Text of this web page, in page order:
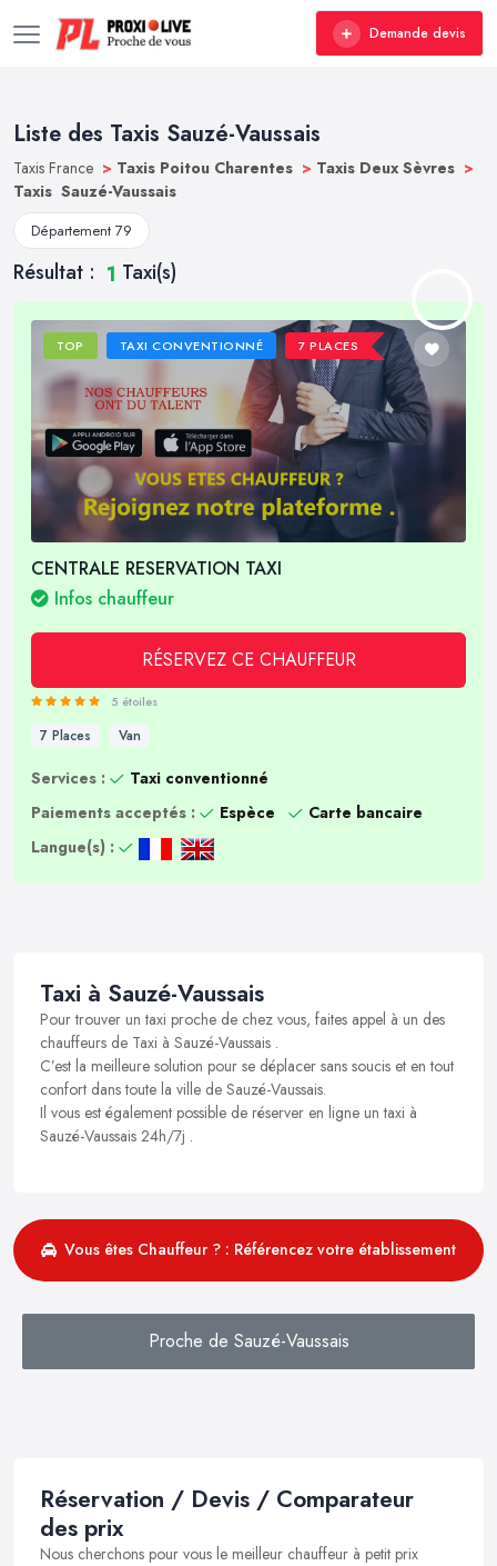
Demande devis
Liste des Taxis Sauzé-Vaussais
Taxis France > Taxis Poitou Charentes > Taxis Deux Sèvres >
Taxis Sauzé-Vaussais
Département 79
Résultat : 1 Taxi(s)
TOP TAXI CONVENTIONNÉ 7 PLACES
CENTRALE RESERVATION TAXI
Infos chauffeur
RÉSERVEZ CE CHAUFFEUR
5 étoiles
7 Places Van
Services :
Taxi conventionné
Paiements acceptés :
Espèce
Carte bancaire
Langue(s) :
Taxi à Sauzé-Vaussais
Pour trouver un taxi proche de chez vous, faites appel à un des
chauffeurs de Taxi à Sauzé-Vaussais .
C’est la meilleure solution pour se déplacer sans soucis et en tout
confort dans toute la ville de Sauzé-Vaussais.
Il vous est également possible de réserver en ligne un taxi à
Sauzé-Vaussais 24h/7j .
Vous êtes Chauffeur ? : Référencez votre établissement
Proche de Sauzé-Vaussais
Réservation / Devis / Comparateur
des prix
Nous cherchons pour vous le meilleur chauffeur à petit prix